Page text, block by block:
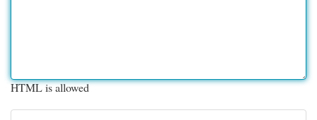
HTML is allowed